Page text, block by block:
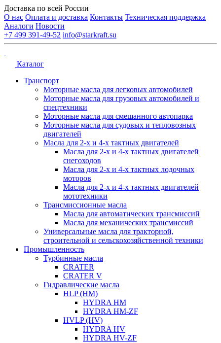
Доставка по всей России
О нас Оплата и доставка Контакты Техническая поддержка
Аналоги Новости
+7 499 391-49-52 info@starkraft.su
Каталог
Транспорт
Моторные масла для легковых автомобилей
Моторные масла для грузовых автомобилей и
спецтехники
Моторные масла для смешанного автопарка
Моторные масла для судовых и тепловозных
двигателей
Масла для 2-х и 4-х тактных двигателей
Масла для 2-х и 4-х тактных двигателей
снегоходов
Масла для 2-х и 4-х тактных лодочных
моторов
Масла для 2-х и 4-х тактных двигателей
мототехники
Трансмиссионные масла
Масла для автоматических трансмиссий
Масла для механических трансмиссий
Универсальные масла для тракторной,
строительной и сельскохозяйственной техники
Промышленность
Турбинные масла
CRATER
CRATER V
Гидравлические масла
HLP (HM)
HYDRA HM
HYDRA HM-ZF
HVLP (HV)
HYDRA HV
HYDRA HV-ZF